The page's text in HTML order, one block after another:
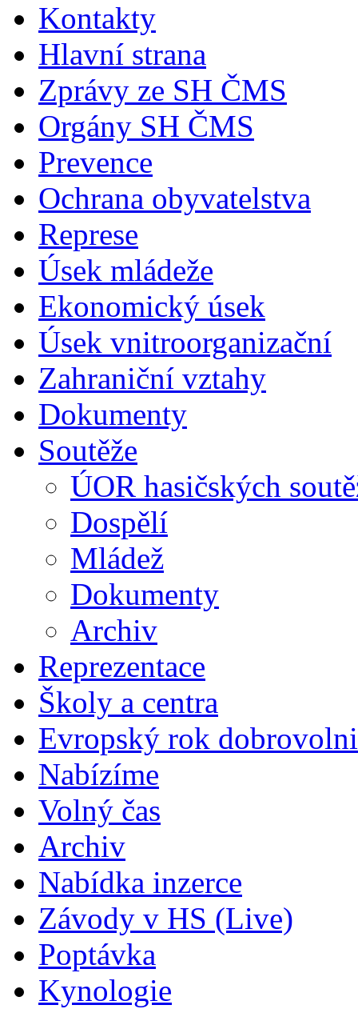
Kontakty
Hlavní strana
Zprávy ze SH ČMS
Orgány SH ČMS
Prevence
Ochrana obyvatelstva
Represe
Úsek mládeže
Ekonomický úsek
Úsek vnitroorganizační
Zahraniční vztahy
Dokumenty
Soutěže
ÚOR hasičských
Dospělí
Mládež
Dokumenty
Archiv
Reprezentace
Školy a centra
Evropský rok
Nabízíme
Volný čas
Archiv
Nabídka inzerce
Závody v HS (Live)
Poptávka
Kynologie